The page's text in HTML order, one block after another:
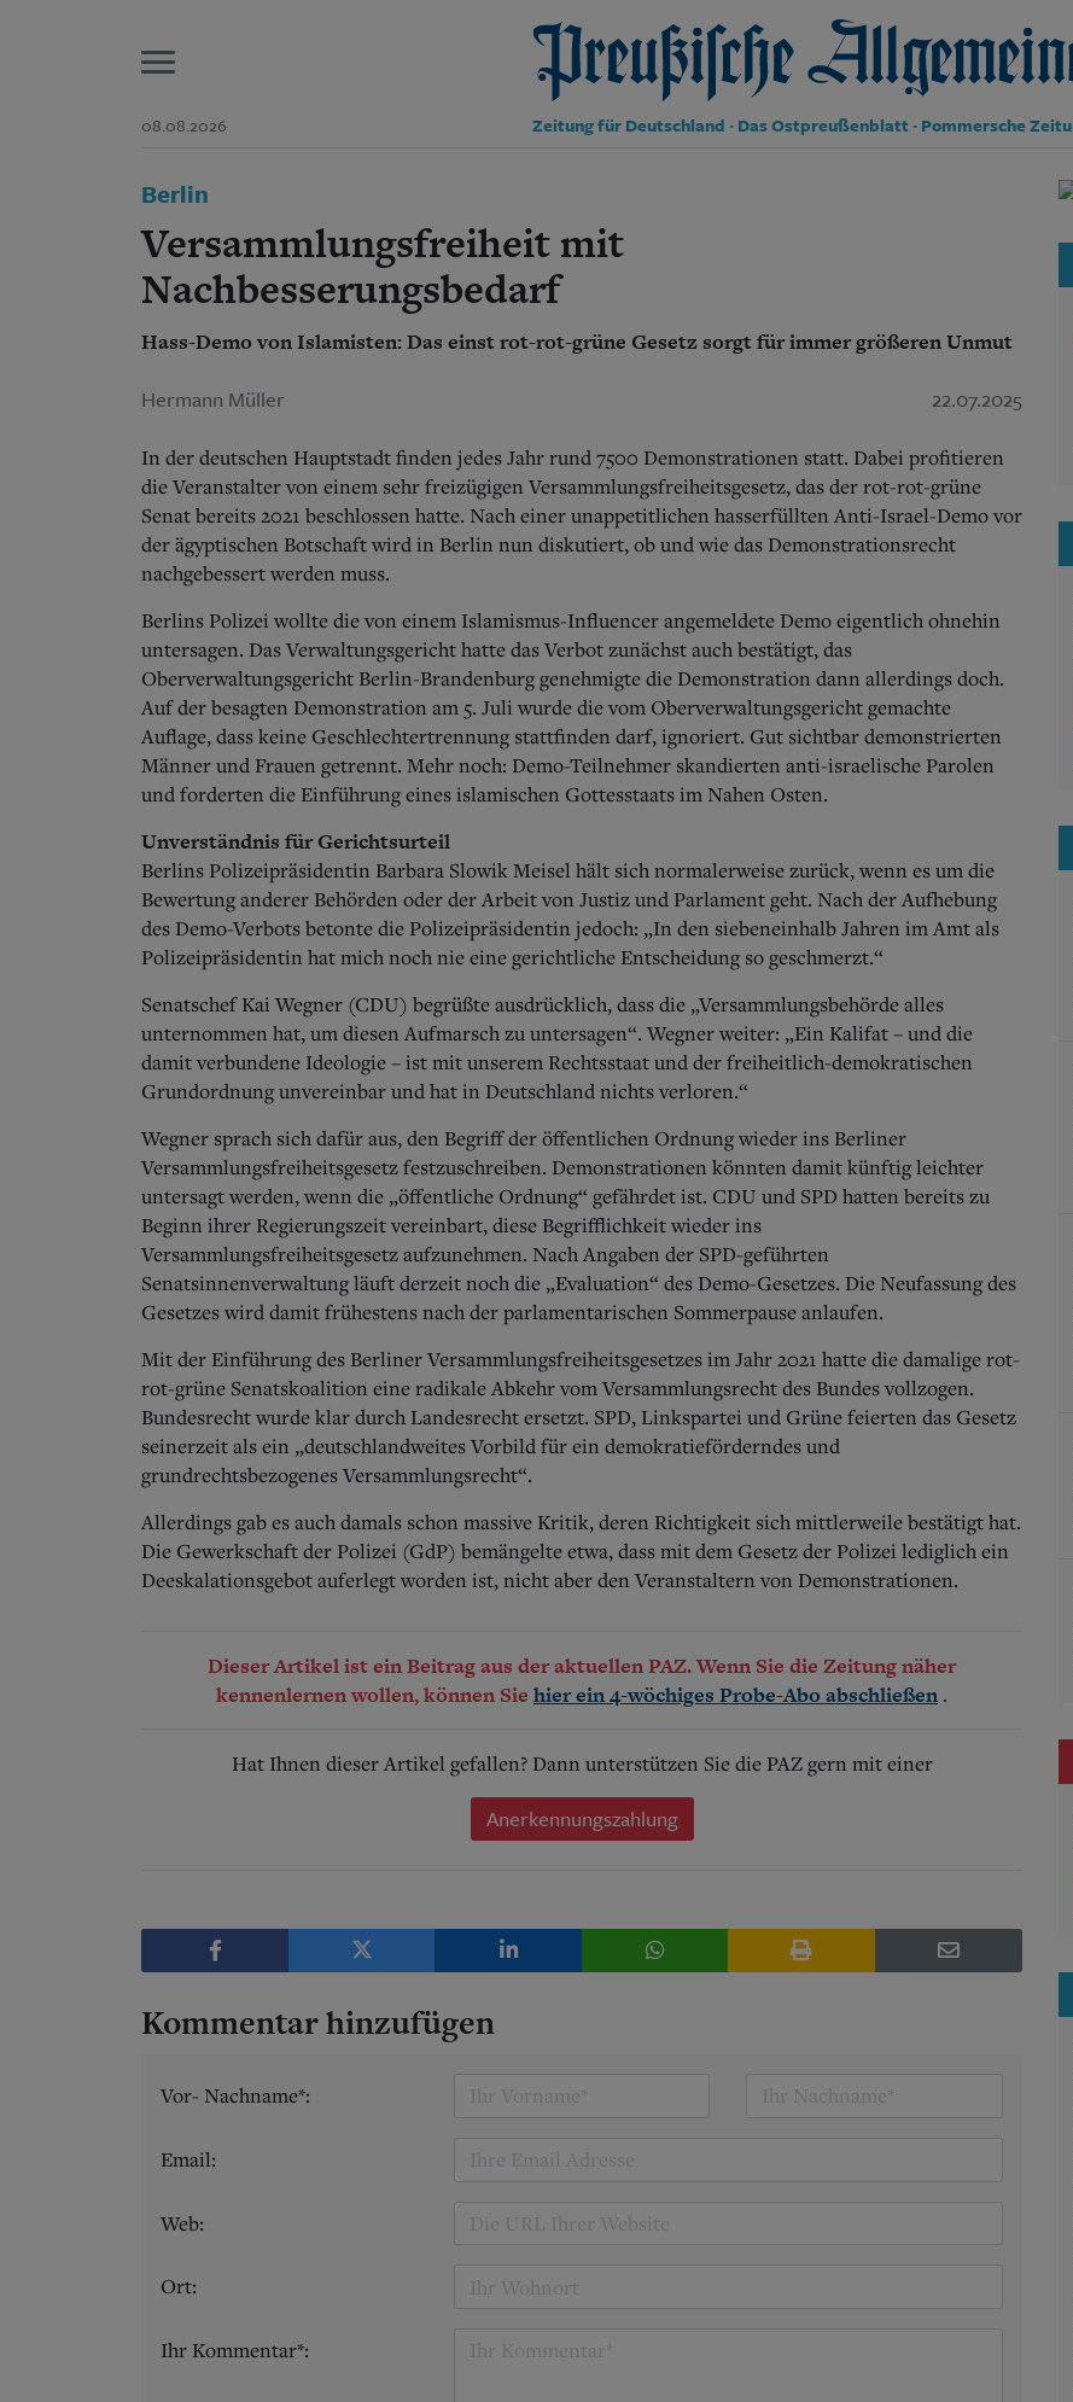
08.08.2026 Preußische Allgemeine Zeitung
Zeitung für Deutschland · Das Ostpreußenblatt · Pommersche
Start
Aktuelle Ausgabe
Abonnenten-Login
Abonnent werden
Archiv
Geschichte
Schlesien
Danzig und Westpreußen
Bücher
Suchen und finden
Berlin
Versammlungsfreiheit mit
Nachbesserungsbedarf
Hass-Demo von Islamisten: Das einst rot-rot-grüne Gesetz sorgt für immer größeren Unmut
Hermann Müller 22.07.2025
In der deutschen Hauptstadt finden jedes Jahr rund 7500 Demonstrationen statt. Dabei profitieren
die Veranstalter von einem sehr freizügigen Versammlungsfreiheitsgesetz, das der rot-rot-grüne
Senat bereits 2021 beschlossen hatte. Nach einer unappetitlichen hasserfüllten Anti-Israel-Demo vor
der ägyptischen Botschaft wird in Berlin nun diskutiert, ob und wie das Demonstrationsrecht
nachgebessert werden muss.
Berlins Polizei wollte die von einem Islamismus-Influencer angemeldete Demo eigentlich ohnehin
untersagen. Das Verwaltungsgericht hatte das Verbot zunächst auch bestätigt, das
Oberverwaltungsgericht Berlin-Brandenburg genehmigte die Demonstration dann allerdings doch.
Auf der besagten Demonstration am 5. Juli wurde die vom Oberverwaltungsgericht gemachte
Auflage, dass keine Geschlechtertrennung stattfinden darf, ignoriert. Gut sichtbar demonstrierten
Männer und Frauen getrennt. Mehr noch: Demo-Teilnehmer skandierten anti-israelische Parolen
und forderten die Einführung eines islamischen Gottesstaats im Nahen Osten.
Unverständnis für Gerichtsurteil
Berlins Polizeipräsidentin Barbara Slowik Meisel hält sich normalerweise zurück, wenn es um die
Bewertung anderer Behörden oder der Arbeit von Justiz und Parlament geht. Nach der Aufhebung
des Demo-Verbots betonte die Polizeipräsidentin jedoch: „In den siebeneinhalb Jahren im Amt als
Polizeipräsidentin hat mich noch nie eine gerichtliche Entscheidung so geschmerzt.“
Senatschef Kai Wegner (CDU) begrüßte ausdrücklich, dass die „Versammlungsbehörde alles
unternommen hat, um diesen Aufmarsch zu untersagen“. Wegner weiter: „Ein Kalifat – und die
damit verbundene Ideologie – ist mit unserem Rechtsstaat und der freiheitlich-demokratischen
Grundordnung unvereinbar und hat in Deutschland nichts verloren.“
Wegner sprach sich dafür aus, den Begriff der öffentlichen Ordnung wieder ins Berliner
Versammlungsfreiheitsgesetz festzuschreiben. Demonstrationen könnten damit künftig leichter
untersagt werden, wenn die „öffentliche Ordnung“ gefährdet ist. CDU und SPD hatten bereits zu
Beginn ihrer Regierungszeit vereinbart, diese Begrifflichkeit wieder ins
Versammlungsfreiheitsgesetz aufzunehmen. Nach Angaben der SPD-geführten
Senatsinnenverwaltung läuft derzeit noch die „Evaluation“ des Demo-Gesetzes. Die Neufassung des
Gesetzes wird damit frühestens nach der parlamentarischen Sommerpause anlaufen.
Mit der Einführung des Berliner Versammlungsfreiheitsgesetzes im Jahr 2021 hatte die damalige rot-
rot-grüne Senatskoalition eine radikale Abkehr vom Versammlungsrecht des Bundes vollzogen.
Bundesrecht wurde klar durch Landesrecht ersetzt. SPD, Linkspartei und Grüne feierten das Gesetz
seinerzeit als ein „deutschlandweites Vorbild für ein demokratieförderndes und
grundrechtsbezogenes Versammlungsrecht“.
Allerdings gab es auch damals schon massive Kritik, deren Richtigkeit sich mittlerweile bestätigt hat.
Die Gewerkschaft der Polizei (GdP) bemängelte etwa, dass mit dem Gesetz der Polizei lediglich ein
Deeskalationsgebot auferlegt worden ist, nicht aber den Veranstaltern von Demonstrationen.
Dieser Artikel ist ein Beitrag aus der aktuellen PAZ. Wenn Sie die Zeitung näher
kennenlernen wollen, können Sie hier ein 4-wöchiges Probe-Abo abschließen .
Hat Ihnen dieser Artikel gefallen? Dann unterstützen Sie die PAZ gern mit einer
Anerkennungszahlung
Kommentar hinzufügen
Vor- Nachname*:
Email:
Web:
Ort:
Ihr Kommentar*: